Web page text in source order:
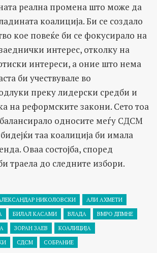
реална промена што може да
коалиција. Би се создало
кое повеќе би се фокусирало на
интерес, отколку на
интереси, а оние што нема
би учествувале во
преку лидерски средби и
на реформските закони. Сето тоа
односите меѓу СДСМ
таа коалиција би имала
Оваа состојба, според
траела до следните избори.
НИКОЛОВСКИ
АЛИ АХМЕТИ
БИЛАЛ КАСАМИ ВЛАДА
ВМРО ДПМНЕ
ЗОРАН ЗАЕВ
КОАЛИЦИЈА
СДСМ СОБРАНИЕ